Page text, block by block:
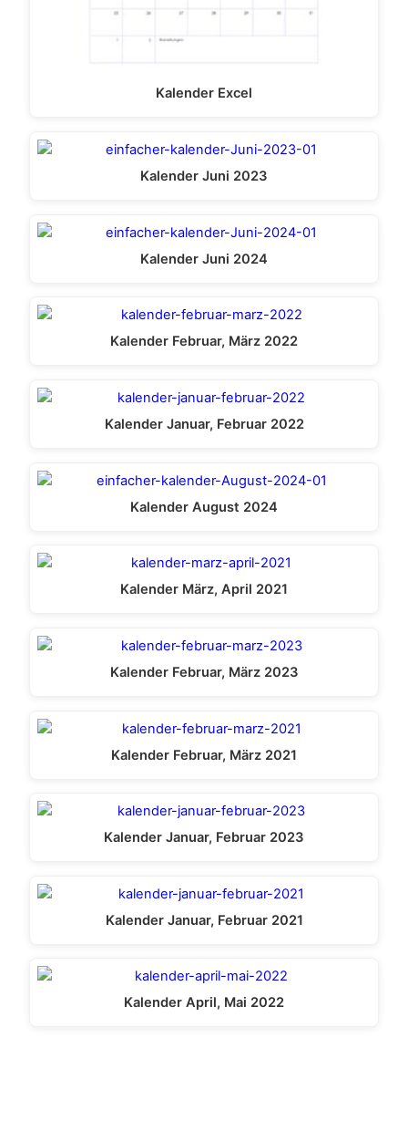
Kalender Excel
Kalender Juni 2023
Kalender Juni 2024
Kalender Februar, März 2022
Kalender Januar, Februar 2022
Kalender August 2024
Kalender März, April 2021
Kalender Februar, März 2023
Kalender Februar, März 2021
Kalender Januar, Februar 2023
Kalender Januar, Februar 2021
Kalender April, Mai 2022